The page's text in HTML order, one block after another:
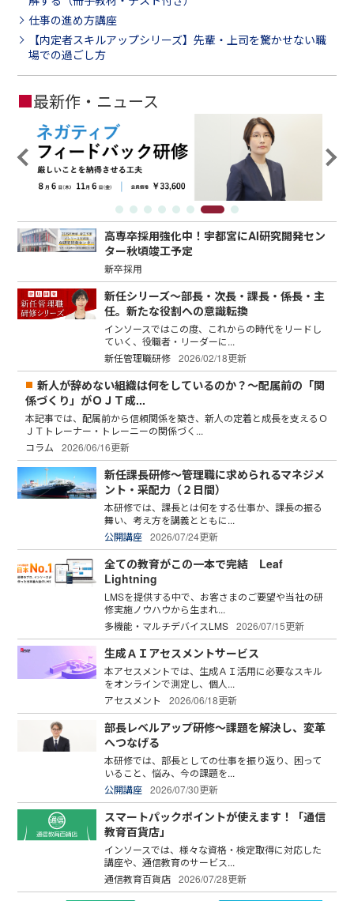
仕事の進め方講座
【内定者スキルアップシリーズ】先輩・上司を驚かせない職
場での過ごし方
■最新作・ニュース
高専卒採用強化中！宇都宮にAI研究開発セン
ター秋頃竣工予定
新卒採用
新任シリーズ～部長・次長・課長・係長・主
任。新たな役割への意識転換
インソースではこの度、これからの時代をリードし
ていく、役職者・リーダーに...
新任管理職研修 2026/02/18更新
新人が辞めない組織は何をしているのか？～配属前の「関
係づくり」がＯＪＴ成...
本記事では、配属前から信頼関係を築き、新人の定着と成長を支えるＯ
ＪＴトレーナー・トレーニーの関係づく...
コラム
2026/06/16更新
新任課長研修～管理職に求められるマネジメ
ント・采配力（２日間）
本研修では、課長とは何をする仕事か、課長の振る
舞い、考え方を講義とともに...
公開講座 2026/07/24更新
全ての教育がこの一本で完結 Leaf
Lightning
LMSを提供する中で、お客さまのご要望や当社の研
修実施ノウハウから生まれ...
多機能・マルチデバイスLMS 2026/07/15更新
生成ＡＩアセスメントサービス
本アセスメントでは、生成ＡＩ活用に必要なスキル
をオンラインで測定し、個人...
アセスメント
2026/06/18更新
部長レベルアップ研修～課題を解決し、変革
へつなげる
本研修では、部長としての仕事を振り返り、困って
いること、悩み、今の課題を...
公開講座 2026/07/30更新
スマートパックポイントが使えます！「通信
教育百貨店」
インソースでは、様々な資格・検定取得に対応した
講座や、通信教育のサービス...
通信教育百貨店 2026/07/28更新